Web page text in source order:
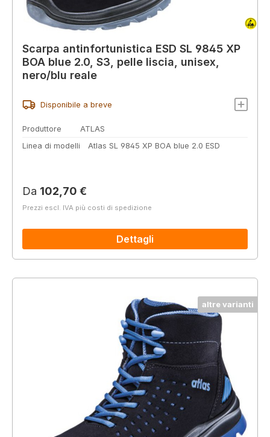
Scarpa antinfortunistica ESD SL 9845 XP
BOA blue 2.0, S3, pelle liscia, unisex,
nero/blu reale
Disponibile a breve
Produttore
ATLAS
Linea di modelli
Atlas SL 9845 XP BOA blue 2.0 ESD
Prezzo normale:
Da 102,70 €
Prezzi escl. IVA più costi di spedizione
Dettagli
altre varianti